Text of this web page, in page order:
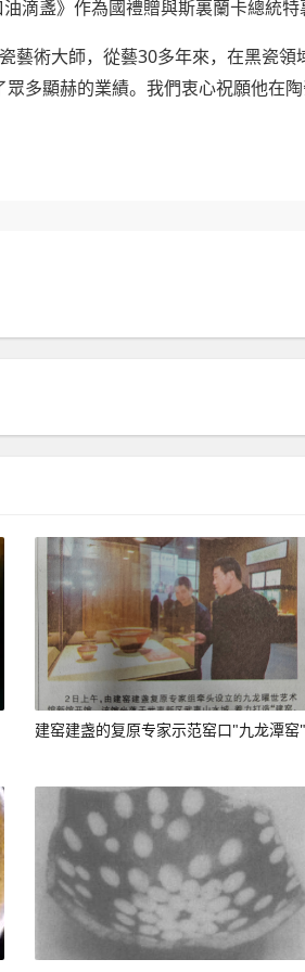
油滴盞》作為國禮贈與斯裏蘭卡總統特
藝術大師，從藝30多年來，在黑瓷領
眾多顯赫的業績。我們衷心祝願他在
建窑建盏的复原专家示范窑口"九龙潭窑"